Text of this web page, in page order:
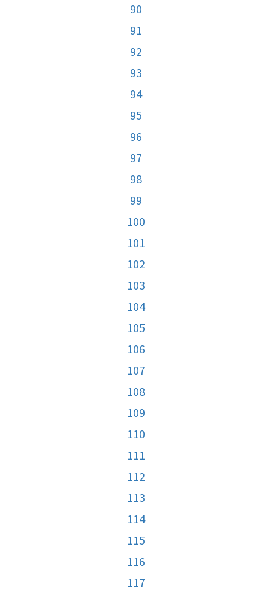
90
91
92
93
94
95
96
97
98
99
100
101
102
103
104
105
106
107
108
109
110
111
112
113
114
115
116
117